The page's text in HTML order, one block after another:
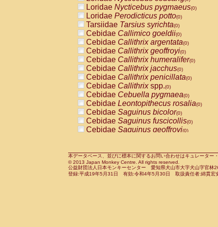
PitheciidaeCacajao calvus
PitheciidaeCallicebus cupreus
PitheciidaeCallicebus donacophilus
PitheciidaeCallicebus moloch
PitheciidaeCallicebus torquatus
PitheciidaeCallicebusspp.(0)
PitheciidaeChiropotes satanas(0)
PitheciidaePithecia monachus
PitheciidaePithecia pithecia(0)
CercopithecidaeCercocebus agilis
CercopithecidaeCercocebus
CercopithecidaeCercocebus
CercopithecidaeCercocebus
CercopithecidaeCercocebus
CercopithecidaeCercocebushybrid
CercopithecidaePapio anubis(0)
CercopithecidaePapio cynocephalus
CercopithecidaePapio hamadryas(0)
Loridae Nycticebus pygmaeus(0)
Loridae Perodicticus potto(0)
Tarsiidae Tarsius syrichta(0)
Cebidae Callimico goeldii(0)
Cebidae Callithrix argentata(0)
Cebidae Callithrix geoffroyi(0)
Cebidae Callithrix humeralifer(0)
Cebidae Callithrix jacchus(0)
Cebidae Callithrix penicillata(0)
Cebidae Callithrixspp.(0)
Cebidae Cebuella pygmaea(0)
Cebidae Leontopithecus rosalia(0)
Cebidae Saguinus bicolor(0)
Cebidae Saguinus fuscicollis(0)
Cebidae Saguinus geoffroyi(0)
CebidaeSaguinus leucopus(0)
CebidaeSaguinus midas(0)
Cebidae Saguinus mystax(0)
本データベース、並びに標本に関するお問い合わせはキュレータ
© 2013 Japan Monkey Centre. All rights reserved.
公益財団法人日本モンキーセンター 愛知県犬山市大字犬山字官
登録:平成19年5月31日 有効:令和4年5月30日 取扱責任者:綿貫宏